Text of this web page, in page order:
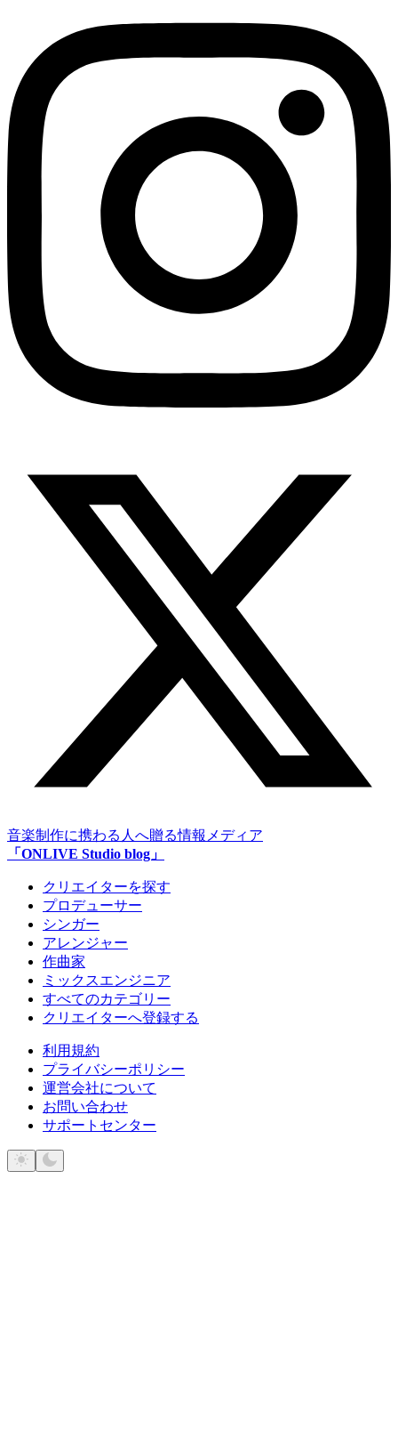
音楽制作に携わる人へ贈る情報メディア
「ONLIVE Studio blog」
クリエイターを探す
プロデューサー
シンガー
アレンジャー
作曲家
ミックスエンジニア
すべてのカテゴリー
クリエイターへ登録する
利用規約
プライバシーポリシー
運営会社について
お問い合わせ
サポートセンター